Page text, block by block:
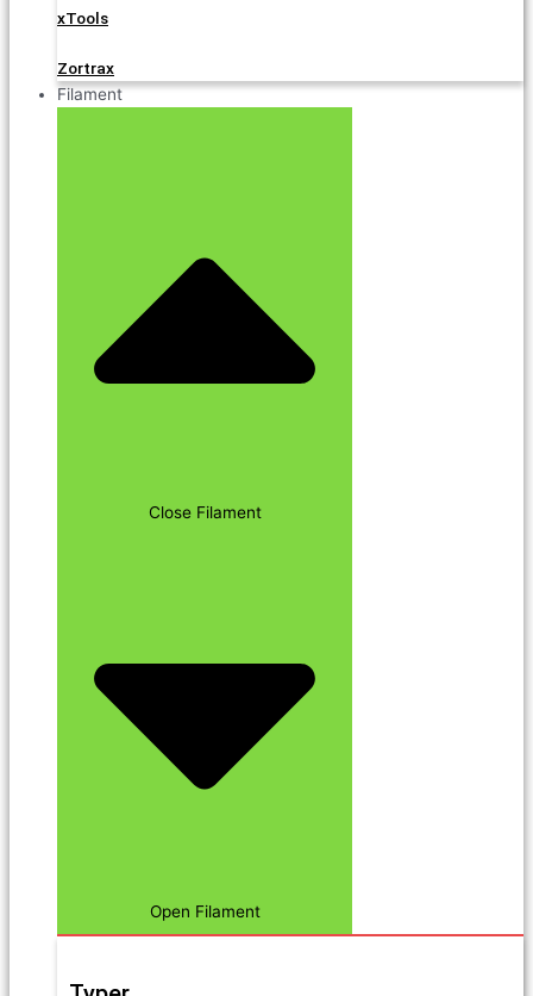
xTools
Zortrax
Filament
Close Filament
Open Filament